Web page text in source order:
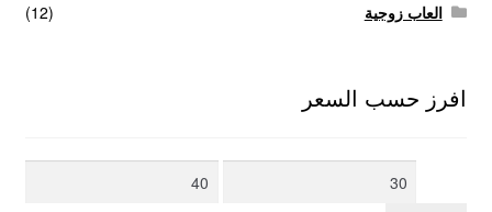
العاب زوجية
(12)
افرز حسب السعر
أدنى
أعلى